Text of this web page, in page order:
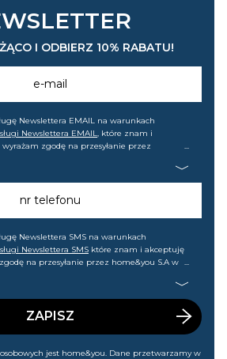
I ODBIERZ 10% RABATU!
e-mail
Newslettera EMAIL na warunkach
Newslettera EMAIL, które znam i
zgodę na przesyłanie przez
Wiem, że mogę tę zgodę w
nr telefonu
Newslettera SMS na warunkach
Newslettera SMS które znam i akceptuję
na przesyłanie przez home&you S.A w
Wiem, że mogę tę zgodę w każdej chwili
ZAPISZ
jest home&you. Dane przetwarzamy w